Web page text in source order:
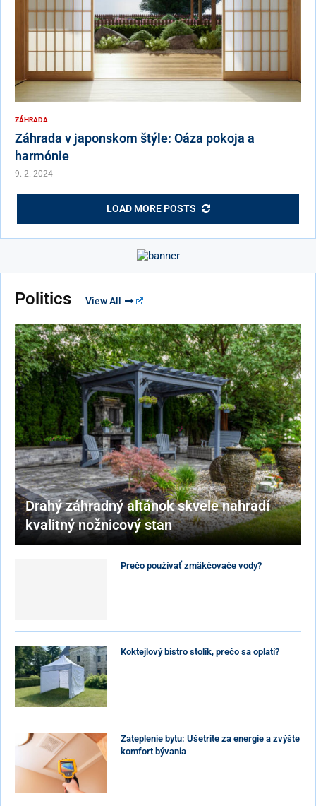
ZÁHRADA
Záhrada v japonskom štýle: Oáza pokoja a
harmónie
9. 2. 2024
LOAD MORE POSTS
Politics View All
Drahý záhradný altánok skvele nahradí
kvalitný nožnicový stan
Prečo používať zmäkčovače vody?
Koktejlový bistro stolík, prečo sa oplatí?
Zateplenie bytu: Ušetrite za energie a zvýšte
komfort bývania